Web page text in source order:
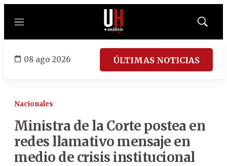
Menú
Mostrar
08 ago 2026 ÚLTIMAS NOTICIAS
Nacionales
Ministra de la Corte postea en
redes llamativo mensaje en
medio de crisis institucional